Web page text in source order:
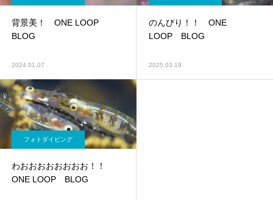
背景美！ ONE LOOP
BLOG
2024.01.07
のんびり！！ ONE
LOOP BLOG
2025.03.19
フォトダイビング
わおおおおおおおお！！
ONE LOOP BLOG